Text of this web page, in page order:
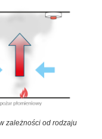
zależności od rodzaju